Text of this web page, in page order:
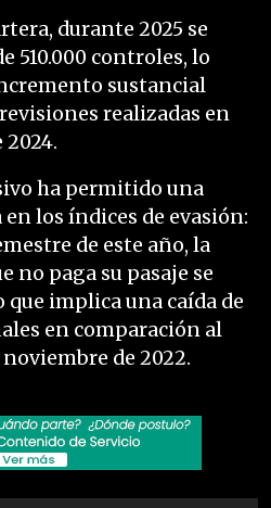
durante 2025 se
510.000 controles, lo
sustancial
realizadas en
ha permitido una
los índices de evasión:
de este año, la
no paga su pasaje se
que implica una caída de
en comparación al
de 2022.